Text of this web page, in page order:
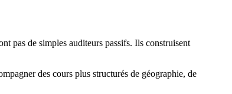
pas de simples auditeurs passifs. Ils construisent
des cours plus structurés de géographie, de